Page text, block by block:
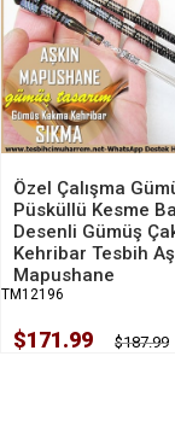
Özel Çalışma
Püsküllü Kesme
Desenli Gümüş
Kehribar Tesbih
Mapushane
TM12196
$171.99 $187.99